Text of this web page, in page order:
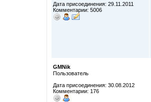
Дата присоединения: 29.11.2011
Комментарии: 5006
GMNik
Пользователь
Дата присоединения: 30.08.2012
Комментарии: 176